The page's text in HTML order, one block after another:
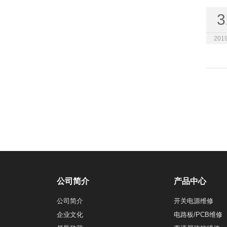
公司简介
公司简介
企业文化
产品中心
开关电源维修
电路板/PCB维修